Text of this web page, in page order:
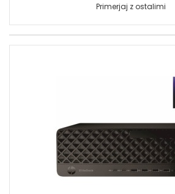
Primerjaj z ostalimi